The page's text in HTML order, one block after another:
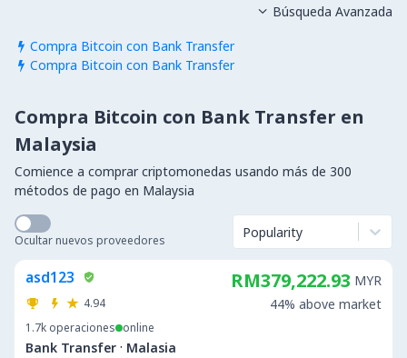
 Compra Bitcoin con Bank Transfer
 Compra Bitcoin con Bank Transfer
 Búsqueda Avanzada
Compra Bitcoin con Bank Transfer en
Malaysia
Comience a comprar criptomonedas usando más de 300
métodos de pago en Malaysia
Ocultar nuevos proveedores Popularity
asd123
4.94
1.7k operaciones online
Bank Transfer · Malasia
RM379,222.93 MYR
44% above market